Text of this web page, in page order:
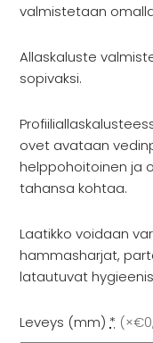
valmistetaan
Allaskaluste
sopivaksi.
ovet avataan
helppohoitoinen ja
tahansa kohtaa.
Laatikko voidaan
hammasharjat,
latautuvat
Leveys (mm) * (